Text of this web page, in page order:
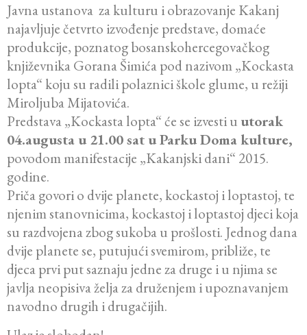
Javna ustanova za kulturu i obrazovanje Kakanj
najavljuje četvrto izvođenje predstave, domaće
produkcije, poznatog bosanskohercegovačkog
književnika Gorana Šimića pod nazivom „Kockasta
lopta“ koju su radili polaznici škole glume, u režiji
Miroljuba Mijatovića.
Predstava „Kockasta lopta“ će se izvesti u utorak
04.augusta u 21.00 sat u Parku Doma kulture,
povodom manifestacije „Kakanjski dani“ 2015.
godine.
Priča govori o dvije planete, kockastoj i loptastoj, te
njenim stanovnicima, kockastoj i loptastoj djeci koja
su razdvojena zbog sukoba u prošlosti. Jednog dana
dvije planete se, putujući svemirom, približe, te
djeca prvi put saznaju jedne za druge i u njima se
javlja neopisiva želja za druženjem i upoznavanjem
navodno drugih i drugačijih.